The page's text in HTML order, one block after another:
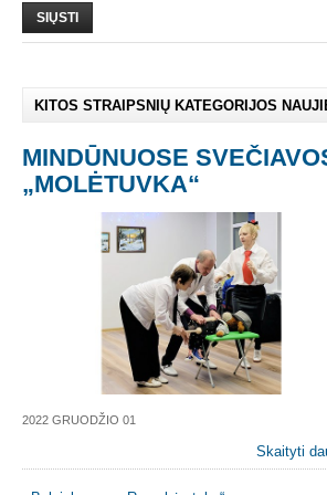
SIŲSTI
KITOS STRAIPSNIŲ KATEGORIJOS
MINDŪNUOSE
„MOLĖTUVKA“
2022 GRUODŽIO 01
Skaityti